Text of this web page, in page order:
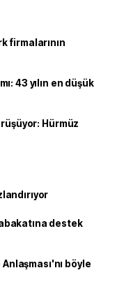
firmalarının
43 yılın en düşük
Hürmüz
destek
böyle